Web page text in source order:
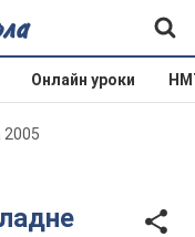
Онлайн уроки
2005